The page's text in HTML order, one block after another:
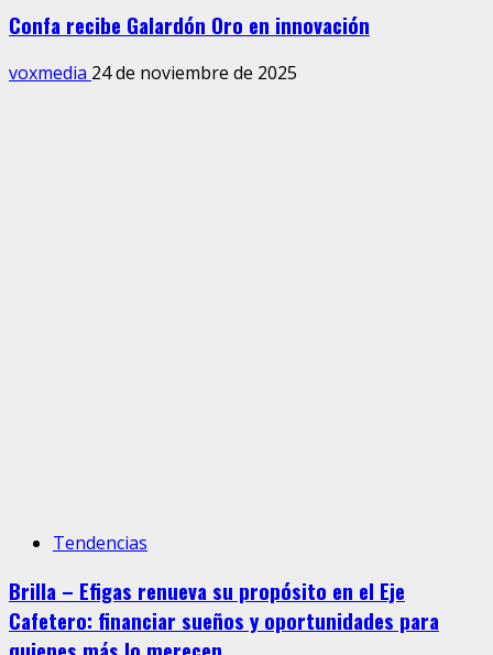
Confa recibe Galardón Oro en innovación
voxmedia 24 de noviembre de 2025
Tendencias
Brilla – Efigas renueva su propósito en el Eje
Cafetero: financiar sueños y oportunidades para